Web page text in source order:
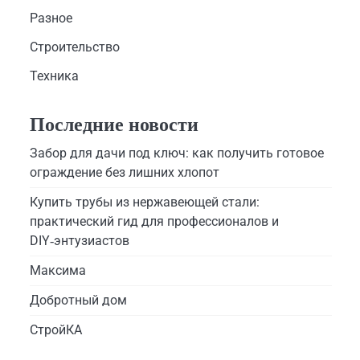
Разное
Строительство
Техника
Последние новости
Забор для дачи под ключ: как получить готовое
ограждение без лишних хлопот
Купить трубы из нержавеющей стали:
практический гид для профессионалов и
DIY‑энтузиастов
Максима
Добротный дом
СтройКА